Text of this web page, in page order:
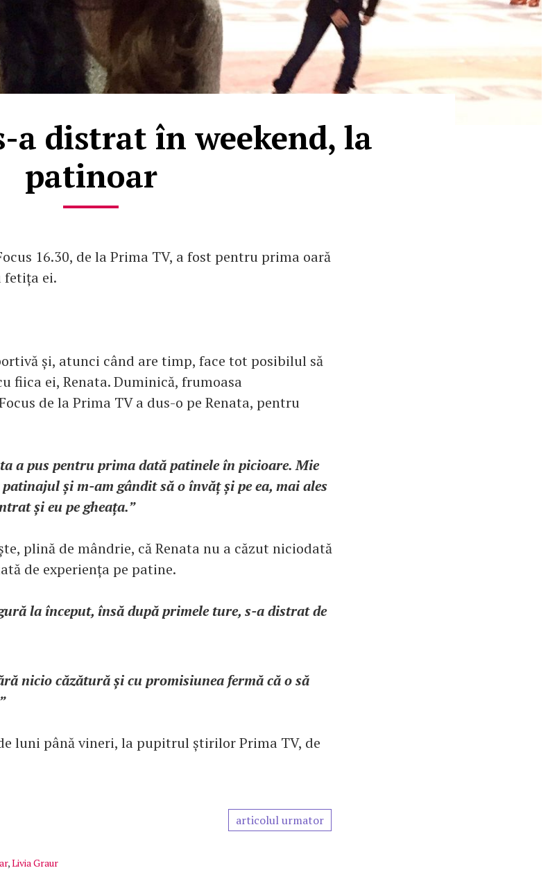
a distrat în weekend, la
patinoar
16.30, de la Prima TV, a fost pentru prima oară
fetița ei.
și, atunci când are timp, face tot posibilul să
fiica ei, Renata. Duminică, frumoasa
de la Prima TV a dus-o pe Renata, pentru
a pus pentru prima dată patinele în picioare. Mie
și m-am gândit să o învăț și pe ea, mai ales
și eu pe gheața.”
plină de mândrie, că Renata nu a căzut niciodată
de experiența pe patine.
la început, însă după primele ture, s-a distrat de
nicio căzătură și cu promisiunea fermă că o să
luni până vineri, la pupitrul știrilor Prima TV, de
articolul urmator
,Livia Graur